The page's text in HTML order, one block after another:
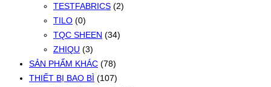
TESTFABRICS (2)
TILO (0)
TQC SHEEN (34)
ZHIQU (3)
SẢN PHẨM KHÁC (78)
THIẾT BỊ BAO BÌ (107)